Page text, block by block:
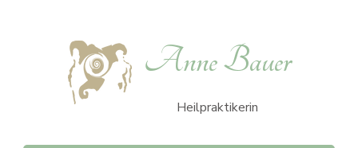
Anne Bauer
Heilpraktikerin